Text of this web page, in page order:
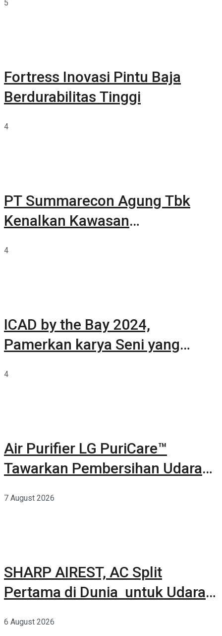
5
Fortress Inovasi Pintu Baja
Berdurabilitas Tinggi
4
PT Summarecon Agung Tbk
Kenalkan Kawasan
4
ICAD by the Bay 2024,
Pamerkan karya Seni yang
4
Air Purifier LG PuriCare™
Tawarkan Pembersihan Udara
7 August 2026
SHARP AIREST, AC Split
Pertama di Dunia untuk Udara
6 August 2026